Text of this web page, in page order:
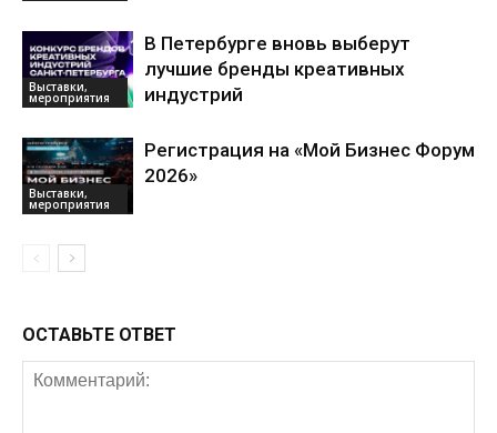
Выставки,
мероприятия
В Петербурге вновь выберут
лучшие бренды креативных
индустрий
Выставки,
мероприятия
Регистрация на «Мой Бизнес Форум
2026»
ОСТАВЬТЕ ОТВЕТ